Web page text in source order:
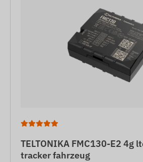
TELTONIKA FMC130-E2 4g
tracker fahrzeug